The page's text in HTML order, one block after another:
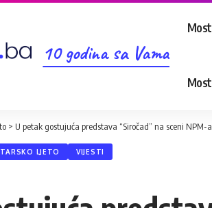
10 godina sa Vama
> U petak gostujuća predstava “Siročad” na sceni NPM-a
LJETO VIJESTI